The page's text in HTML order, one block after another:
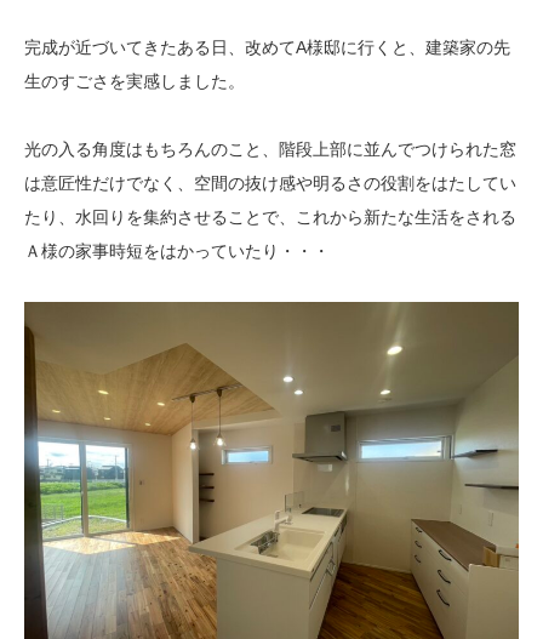
完成が近づいてきたある日、改めてA様邸に行くと、建築家の先
生のすごさを実感しました。
光の入る角度はもちろんのこと、階段上部に並んでつけられた窓
は意匠性だけでなく、空間の抜け感や明るさの役割をはたしてい
たり、水回りを集約させることで、これから新たな生活をされる
Ａ様の家事時短をはかっていたり・・・